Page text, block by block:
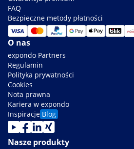
FAQ
Bezpieczne metody płatności
O nas
expondo Partners
Regulamin
Polityka prywatności
Cookies
Nota prawna
Kariera w expondo
Inspiracje Blog
Nasze produkty